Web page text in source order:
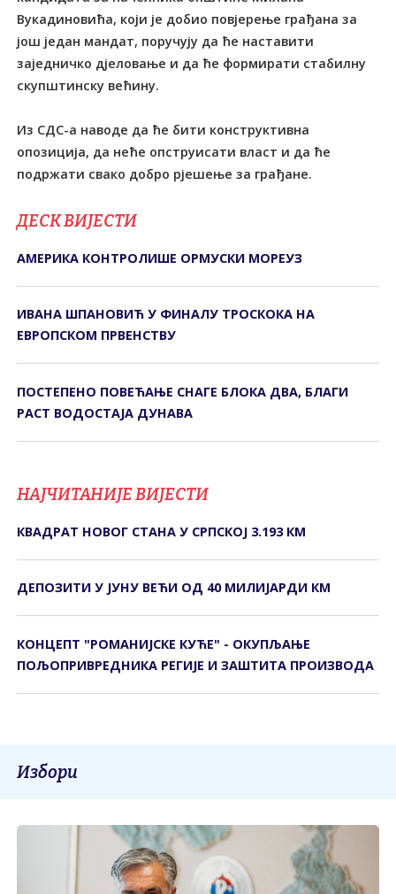
Вукадиновића, који је добио повјерење грађана за
још један мандат, поручују да ће наставити
заједничко дјеловање и да ће формирати стабилну
скупштинску већину.
Из СДС-а наводе да ће бити конструктивна
опозиција, да неће опструисати власт и да ће
подржати свако добро рјешење за грађане.
ДЕСК ВИЈЕСТИ
АМЕРИКА КОНТРОЛИШЕ ОРМУСКИ МОРЕУЗ
ИВАНА ШПАНОВИЋ У ФИНАЛУ ТРОСКОКА НА
ЕВРОПСКОМ ПРВЕНСТВУ
ПОСТЕПЕНО ПОВЕЋАЊЕ СНАГЕ БЛОКА ДВА, БЛАГИ
РАСТ ВОДОСТАЈА ДУНАВА
НАЈЧИТАНИЈЕ ВИЈЕСТИ
КВАДРАТ НОВОГ СТАНА У СРПСКОЈ 3.193 КМ
ДЕПОЗИТИ У ЈУНУ ВЕЋИ ОД 40 МИЛИЈАРДИ КМ
КОНЦЕПТ "РОМАНИЈСКЕ КУЋЕ" - ОКУПЉАЊЕ
ПОЉОПРИВРЕДНИКА РЕГИЈЕ И ЗАШТИТА ПРОИЗВОДА
Избори